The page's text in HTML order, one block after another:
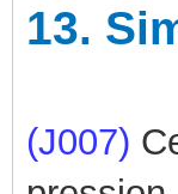
13.
(J007)